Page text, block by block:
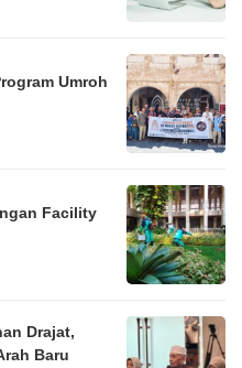
Umroh
Facility
Drajat,
Baru